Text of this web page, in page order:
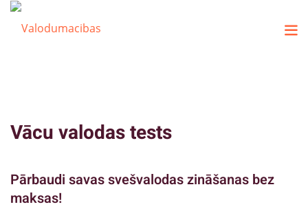
Vācu valodas tests
Pārbaudi savas svešvalodas zināšanas bez
maksas!